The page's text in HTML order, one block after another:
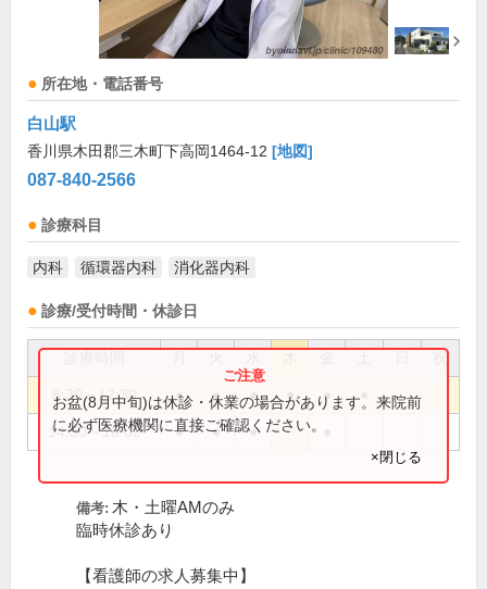
所在地・電話番号
白山駅
香川県木田郡三木町下高岡1464-12 [地図]
087-840-2566
診療科目
内科 循環器内科 消化器内科
診療/受付時間・休診日
祝
8:30～12:30 ● ● ● ● ●
14:30～18:00 ● ● ●
お盆(8月中旬)は休診・休業の場合があります。来院前
に必ず医療機関に直接ご確認ください。
×閉じる
備考: 木・土曜AMのみ
臨時休診あり
【看護師の求人募集中】